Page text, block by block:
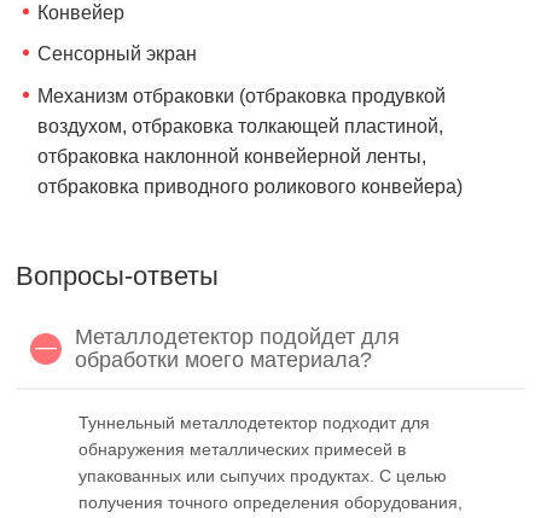
Конвейер
Сенсорный экран
Механизм отбраковки (отбраковка продувкой
воздухом, отбраковка толкающей пластиной,
отбраковка наклонной конвейерной ленты,
отбраковка приводного роликового конвейера)
Вопросы-ответы
—
Металлодетектор подойдет для
обработки моего материала?
Туннельный металлодетектор подходит для
обнаружения металлических примесей в
упакованных или сыпучих продуктах. С целью
получения точного определения оборудования,